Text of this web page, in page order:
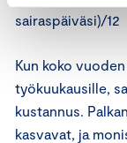
sairaspäiväsi)/12
Kun koko
työkuukausille,
kustannus.
kasvavat, ja